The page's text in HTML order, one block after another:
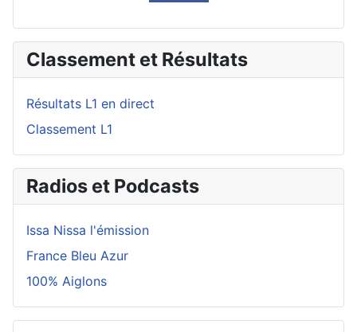
Classement et Résultats
Résultats L1 en direct
Classement L1
Radios et Podcasts
Issa Nissa l'émission
France Bleu Azur
100% Aiglons